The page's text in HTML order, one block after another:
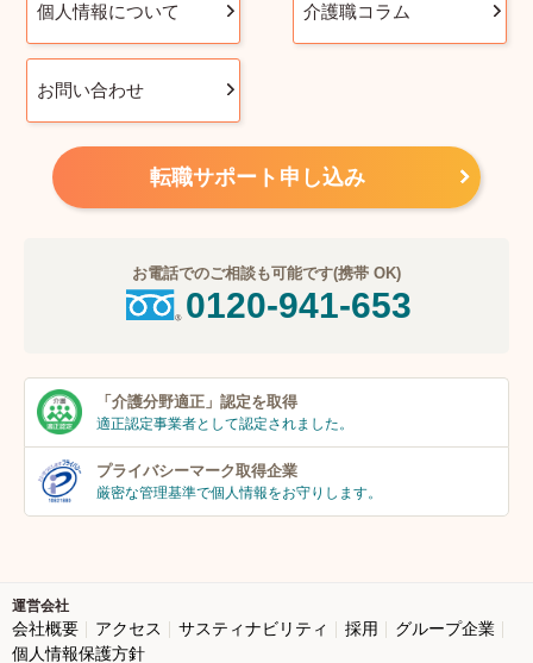
個人情報について 介護職コラム
お問い合わせ
転職サポート申し込み
お電話でのご相談も可能です(携帯 OK)
0120-941-653
「介護分野適正」 認定を取得
適正認定事業者として認定されました。
プライバシーマーク取得企業
厳密な管理基準で個人情報をお守りします。
運営会社
会社概要 アクセス サスティナビリティ 採用
グループ企業
個人情報保護方針